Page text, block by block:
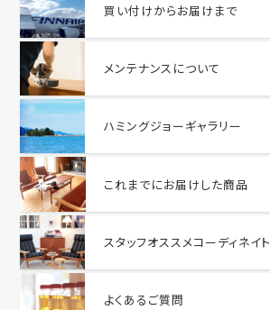
買い付けからお届けまで
メンテナンスについて
ハミングジョーギャラリー
これまでにお届けした商品
スタッフオススメコーディネイト
よくあるご質問